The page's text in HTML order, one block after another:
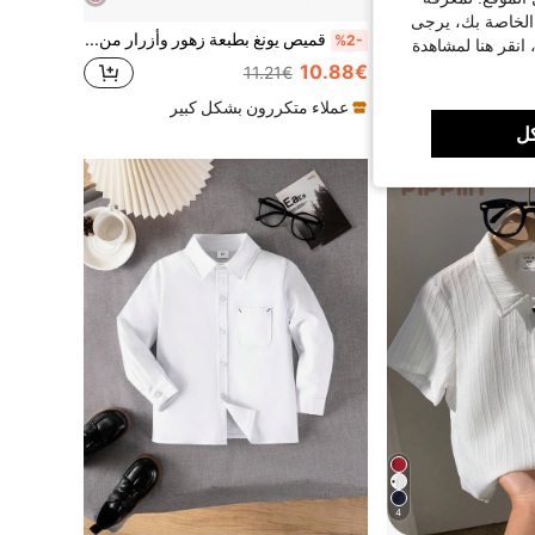
كبير
%2- قميص يونغ بطبعة زهور وأزرار من الأمام
10.88€
11.21€
عملاء متكررون بشكل كبير
4
الخاصة بك، يرجى
انقر هنا لمشاهدة